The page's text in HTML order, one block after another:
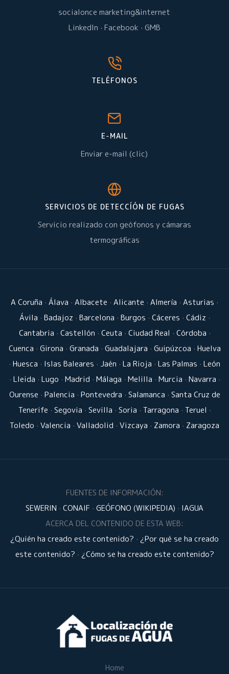
socialonce marketing&internet
LinkedIn · Facebook · GMB
TELÉFONOS
E-MAIL
Enviar e-mail (clic)
SERVICIOS DE DETECCÍÓN DE FUGAS
Servicio realizado con geófonos y cámaras
termográficas
A Coruña · Álava · Albacete · Alicante · Almería · Asturias ·
Ávila · Badajoz · Barcelona · Burgos · Cáceres · Cádiz ·
Cantabria · Castellón · Ceuta · Ciudad Real · Córdoba ·
Cuenca · Girona · Granada · Guadalajara · Guipúzcoa · Huelva
· Huesca · Islas Baleares · Jaén · La Rioja · Las Palmas · León
· Lleida · Lugo · Madrid · Málaga · Melilla · Murcia · Navarra ·
Ourense · Palencia · Pontevedra · Salamanca · Santa Cruz de
Tenerife · Segovia · Sevilla · Soria · Tarragona · Teruel ·
Toledo · Valencia · Valladolid · Vizcaya · Zamora · Zaragoza
FUENTES DE INFORMACIÓN:
SEWERIN · CONAIF · GEÓFONO (WIKIPEDIA) · IAGUA
ACERCA DEL CONTENIDO DE ESTA WEB:
¿Quién ha creado este contenido? · ¿Por qué se ha creado
este contenido? · ¿Cómo se ha creado este contenido?
Home